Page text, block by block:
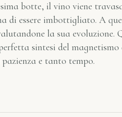
botte, il vino viene
di essere imbottigliato. A
la sua evoluzione.
sintesi del magnetismo
e tanto tempo.